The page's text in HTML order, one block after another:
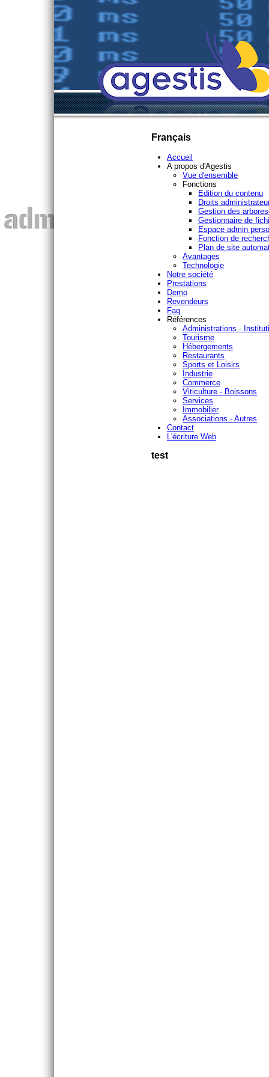
Français
Accueil
A propos d'Agestis
Vue d'ensemble
Fonctions
Edition du contenu
Droits
Gestion des
Gestionnaire de
Espace admin perso
Fonction de
Plan de site
Avantages
Technologie
Notre société
Prestations
Demo
Revendeurs
Faq
Références
Administrations -
Tourisme
Hébergements
Restaurants
Sports et Loisirs
Industrie
Commerce
Viticulture - Boissons
Services
Immobilier
Associations - Autres
Contact
L'écriture Web
test